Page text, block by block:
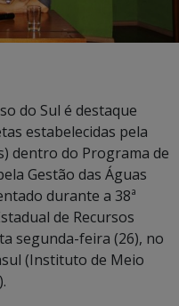
do Sul é destaque
estabelecidas pela
dentro do Programa de
Gestão das Águas
durante a 38ª
de Recursos
segunda-feira (26), no
(Instituto de Meio